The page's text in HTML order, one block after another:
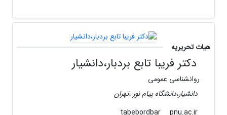
هیات تحریریه
دکتر فریبا تابع بردبار،دانشیار
روانشناسی عمومی
دانشیار،دانشگاه پیام نور ،تهران
tabebordbar
pnu.ac.ir